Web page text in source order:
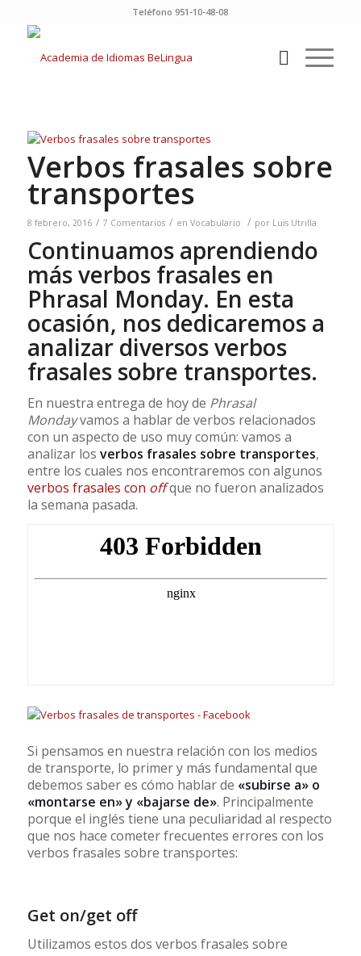
Teléfono 951-10-48-08
Verbos frasales sobre
transportes
8 febrero, 2016 / 7 Comentarios / en Vocabulario / por Luis Utrilla
Continuamos aprendiendo
más verbos frasales en
Phrasal Monday. En esta
ocasión, nos dedicaremos a
analizar diversos verbos
frasales sobre transportes.
En nuestra entrega de hoy de Phrasal
Mondayvamos a hablar de verbos relacionados
con un aspecto de uso muy común: vamos a
analizar los verbos frasales sobre transportes,
entre los cuales nos encontraremos con algunos
verbos frasales con offque no fueron analizados
la semana pasada.
Si pensamos en nuestra relación con los medios
de transporte, lo primer y más fundamental que
debemos saber es cómo hablar de «subirse a» o
«montarse en» y «bajarse de». Principalmente
porque el inglés tiene una peculiaridad al respecto
que nos hace cometer frecuentes errores con los
verbos frasales sobre transportes:
Get on/get off
Utilizamos estos dos verbos frasales sobre